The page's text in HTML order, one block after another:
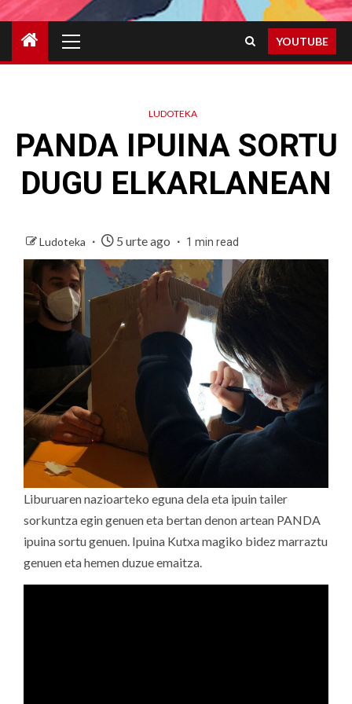
Menu
YOUTUBE
LUDOTEKA
PANDA IPUINA SORTU
DUGU ELKARLANEAN
Ludoteka 5 urte ago 1 min read
Liburuaren nazioarteko eguna dela eta ipuin tailer
sorkuntza egin genuen eta bertan denon artean PANDA
ipuina sortu genuen. Ipuina Kutxa magiko bidez marraztu
genuen eta hemen duzue emaitza.